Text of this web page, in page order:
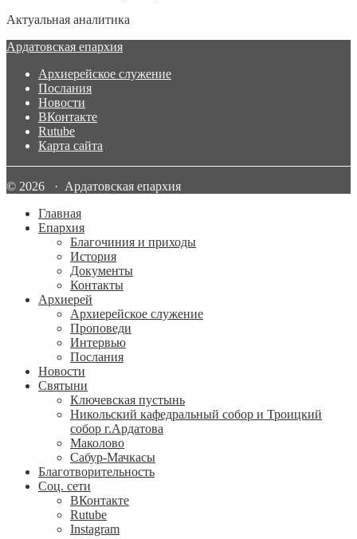
Актуальная аналитика
Ардатовская епархия
Архиерейское служение
Послания
Новости
ВКонтакте
Rutube
Карта сайта
© 2026 · Ардатовская епархия
Главная
Епархия
Благочиния и приходы
История
Документы
Контакты
Архиерей
Архиерейское служение
Проповеди
Интервью
Послания
Новости
Святыни
Ключевская пустынь
Никольский кафедральный собор и Троицкий
собор г.Ардатова
Маколово
Сабур-Мачкасы
Благотворительность
Соц. сети
ВКонтакте
Rutube
Instagram